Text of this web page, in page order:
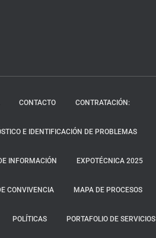
CONTACTO CONTRATACIÓN:
E IDENTIFICACIÓN DE PROBLEMAS
INFORMACIÓN EXPOTÉCNICA 2025
CONVIVENCIA MAPA DE PROCESOS
POLÍTICAS PORTAFOLIO DE SERVICIOS